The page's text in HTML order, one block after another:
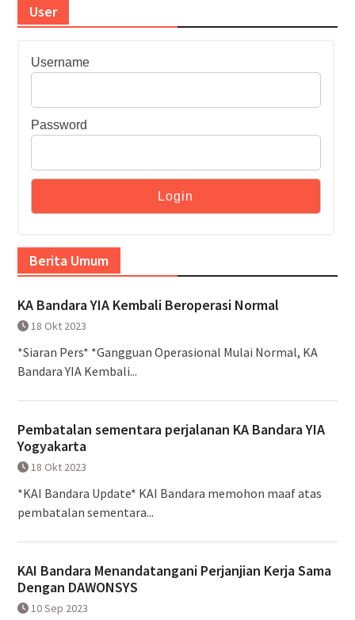
User
Username
Password
Berita Umum
KA Bandara YIA Kembali Beroperasi Normal
18 Okt 2023
*Siaran Pers* *Gangguan Operasional Mulai Normal, KA
Bandara YIA Kembali...
Pembatalan sementara perjalanan KA Bandara YIA
Yogyakarta
18 Okt 2023
*KAI Bandara Update* KAI Bandara memohon maaf atas
pembatalan sementara...
KAI Bandara Menandatangani Perjanjian Kerja Sama
Dengan DAWONSYS
10 Sep 2023